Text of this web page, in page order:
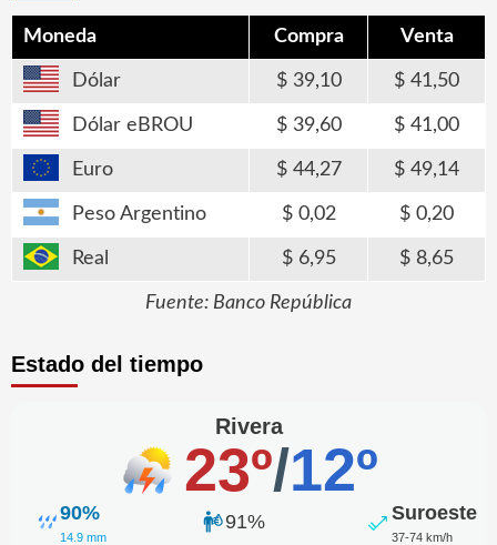
Moneda Compra Venta
Dólar 39,10 41,50
Dólar eBROU 39,60 41,00
Euro 44,27 49,14
Peso Argentino 0,02 0,20
Real 6,95 8,65
Fuente: Banco República
Estado del tiempo
Rivera
23º/12º
90%
14.9 mm
91% Suroeste
37-74 km/h